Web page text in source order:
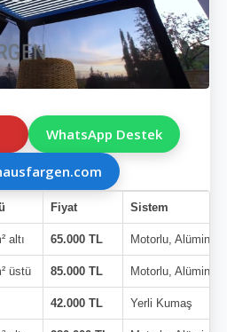
WhatsApp Destek
Fiyat Sistem
altı 65.000 TL Motorlu,
üstü 85.000 TL Motorlu,
42.000 TL Yerli Kumaş